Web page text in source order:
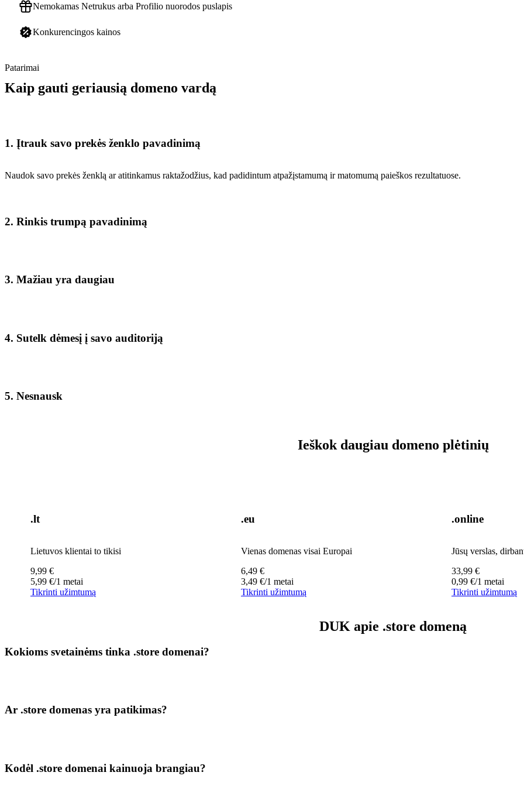
Nemokamas Netrukus arba Profilio nuorodos puslapis
Konkurencingos kainos
Patarimai
Kaip gauti geriausią domeno vardą
1. Įtrauk savo prekės ženklo pavadinimą
Naudok savo prekės ženklą ar atitinkamus raktažodžius, kad padidintum atpažįstamumą ir matomumą paieškos rezultatuose.
2. Rinkis trumpą pavadinimą
3. Mažiau yra daugiau
4. Sutelk dėmesį į savo auditoriją
5. Nesnausk
Ieškok daugiau domeno plėtinių
.lt
Lietuvos klientai to tikisi
9,99 €
5,99 €/1 metai
Tikrinti užimtumą
.eu
Vienas domenas visai Europai
6,49 €
3,49 €/1 metai
Tikrinti užimtumą
.online
Jūsų verslas,
33,99 €
0,99 €/1 metai
Tikrinti užimtumą
DUK apie .store domeną
Kokioms svetainėms tinka .store domenai?
Ar .store domenas yra patikimas?
Kodėl .store domenai kainuoja brangiau?